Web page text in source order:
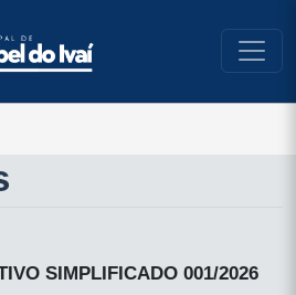
SIMPLIFICADO 001/2026